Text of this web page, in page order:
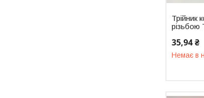
Трійник
35,94 ₴
Немає в